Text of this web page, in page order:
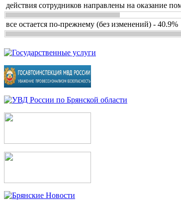
действия сотрудников направлены на оказание
все остается по-прежнему (без изменений) - 40.9%